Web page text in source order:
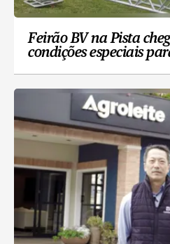
Feirão BV na Pista
condições especiais